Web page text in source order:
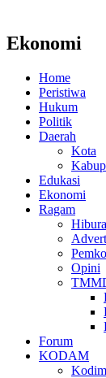
Ekonomi
Home
Peristiwa
Hukum
Politik
Daerah
Kota
Edukasi
Ekonomi
Ragam
Opini
Forum
KODAM